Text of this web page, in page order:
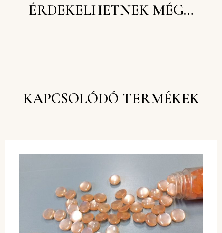
ÉRDEKELHETNEK MÉG…
KAPCSOLÓDÓ TERMÉKEK